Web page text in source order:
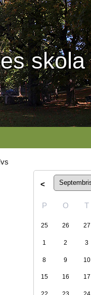
skola
<
P O T
25 26 27
1 2 3
8 9 10
15 16 17